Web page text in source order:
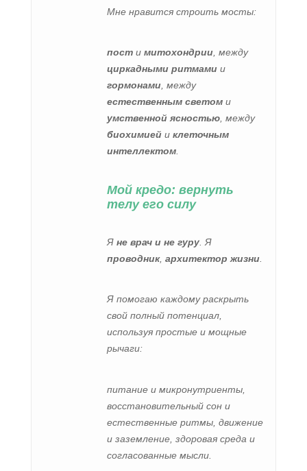
Мне нравится строить мосты:
пост и митохондрии , между
циркадными ритмами и
гормонами , между
естественным светом и
умственной ясностью , между
биохимией и клеточным
интеллектом
Мой кредо: вернуть
телу его силу
Я не врач и не гуру. Я
проводник, архитектор жизни.
Я помогаю каждому раскрыть
свой полный потенциал,
используя простые и мощные
рычаги:
питание и микронутриенты,
восстановительный сон и
естественные ритмы, движение
и заземление, здоровая среда и
согласованные мысли.